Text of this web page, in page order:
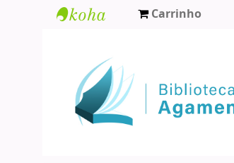
Agamenon
Magalhães
Carrinho